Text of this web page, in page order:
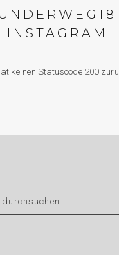
INSTAGRAM
keinen Statuscode 200